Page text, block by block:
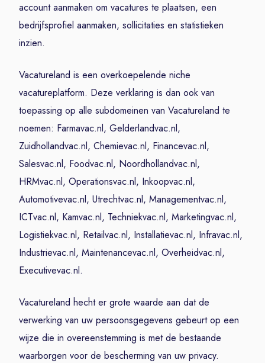
account aanmaken om vacatures te plaatsen, een
bedrijfsprofiel aanmaken, sollicitaties en statistieken
inzien.
Vacatureland is een overkoepelende niche
vacatureplatform. Deze verklaring is dan ook van
toepassing op alle subdomeinen van Vacatureland te
noemen: Farmavac.nl, Gelderlandvac.nl,
Zuidhollandvac.nl, Chemievac.nl, Financevac.nl,
Salesvac.nl, Foodvac.nl, Noordhollandvac.nl,
HRMvac.nl, Operationsvac.nl, Inkoopvac.nl,
Automotivevac.nl, Utrechtvac.nl, Managementvac.nl,
ICTvac.nl, Kamvac.nl, Techniekvac.nl, Marketingvac.nl,
Logistiekvac.nl, Retailvac.nl, Installatievac.nl, Infravac.nl,
Industrievac.nl, Maintenancevac.nl, Overheidvac.nl,
Executivevac.nl.
Vacatureland hecht er grote waarde aan dat de
verwerking van uw persoonsgegevens gebeurt op een
wijze die in overeenstemming is met de bestaande
waarborgen voor de bescherming van uw privacy.